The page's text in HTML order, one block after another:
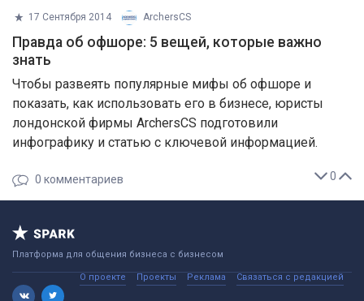
17 Сентября 2014 ArchersCS
Правда об офшоре: 5 вещей, которые важно
знать
Чтобы развеять популярные мифы об офшоре и
показать, как использовать его в бизнесе, юристы
лондонской фирмы ArchersCS подготовили
инфографику и статью с ключевой информацией.
0
0 комментариев
Платформа для общения бизнеса с бизнесом
О проекте Проекты Реклама Связаться с редакцией